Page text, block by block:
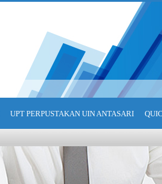
UPT PERPUSTAKAN UIN ANTASARI